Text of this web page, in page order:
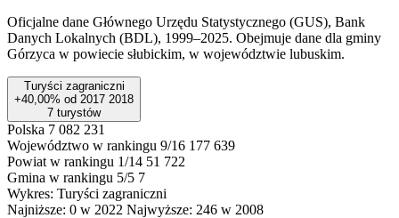
Oficjalne dane Głównego Urzędu Statystycznego (GUS), Bank
Danych Lokalnych (BDL), 1999–2025. Obejmuje dane dla gminy
Górzyca w powiecie słubickim, w województwie lubuskim.
Turyści zagraniczni
+40,00% od 2017 2018
7 turystów
Polska 7 082 231
Województwo w rankingu 9/16 177 639
Powiat w rankingu 1/14 51 722
Gmina w rankingu 5/5 7
Wykres: Turyści zagraniczni
Najniższe: 0 w 2022 Najwyższe: 246 w 2008